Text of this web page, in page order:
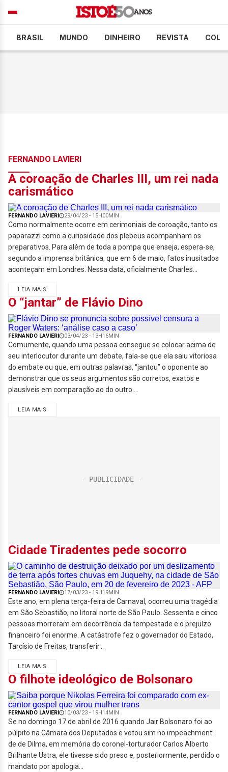
BRASIL MUNDO DINHEIRO REVISTA
FERNANDO LAVIERI
A coroação de Charles III, um rei nada
carismático
FERNANDO LAVIERI 29/04/23 - 15H00MIN
Como normalmente ocorre em cerimoniais de coroação, tanto os
paparazzi como a curiosidade dos plebeus acompanham os
preparativos. Para além de toda a pompa que enseja, espera-se,
segundo a imprensa britânica, que em 6 de maio, fatos inusitados
aconteçam em Londres. Nessa data, oficialmente Charles...
LEIA MAIS
O “jantar” de Flávio Dino
FERNANDO LAVIERI 03/04/23 - 13H16MIN
Comumente, quando uma pessoa consegue se colocar acima de
seu interlocutor durante um debate, fala-se que ela saiu vitoriosa
do embate ou que, em outras palavras, “jantou” o oponente ao
demonstrar que os seus argumentos são corretos, exatos e
plausíveis em comparação ao do outro....
LEIA MAIS
Cidade Tiradentes pede socorro
FERNANDO LAVIERI 17/03/23 - 19H19MIN
Este ano, em plena terça-feira de Carnaval, ocorreu uma tragédia
em São Sebastião, no litoral norte de São Paulo. Sessenta e cinco
pessoas morreram em decorrência da tempestade e o prejuízo
financeiro foi enorme. A catástrofe fez o governador do Estado,
Tarcísio de Freitas, transferir...
LEIA MAIS
O filhote ideológico de Bolsonaro
FERNANDO LAVIERI 10/03/23 - 19H14MIN
Se no domingo 17 de abril de 2016 quando Jair Bolsonaro foi ao
púlpito na Câmara dos Deputados e votou sim no impeachment
de de Dilma, em memória do coronel-torturador Carlos Alberto
Brilhante Ustra, ele tivesse sido preso e, posteriormente, perdido o
mandato por apologia...